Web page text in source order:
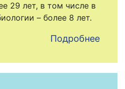
29 лет, в том числе в
– более 8 лет.
Подробнее